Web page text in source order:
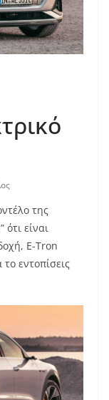
της
ότι είναι
E-Tron
εντοπίσεις